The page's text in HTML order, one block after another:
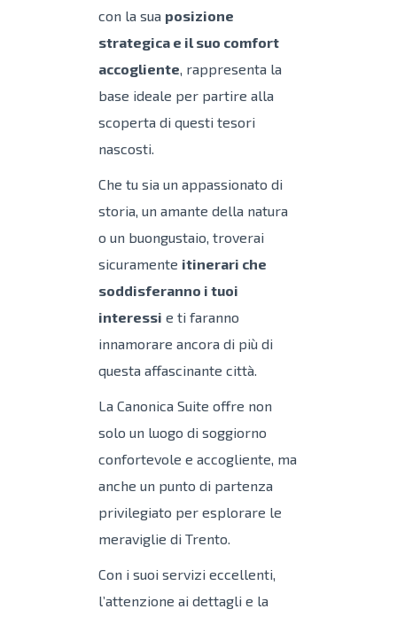
con la sua posizione
strategica e il suo comfort
accogliente, rappresenta la
base ideale per partire alla
scoperta di questi tesori
nascosti.
Che tu sia un appassionato di
storia, un amante della natura
o un buongustaio, troverai
sicuramente itinerari che
soddisferanno i tuoi
interessi e ti faranno
innamorare ancora di più di
questa affascinante città.
La Canonica Suite offre non
solo un luogo di soggiorno
confortevole e accogliente, ma
anche un punto di partenza
privilegiato per esplorare le
meraviglie di Trento.
Con i suoi servizi eccellenti,
l’attenzione ai dettagli e la